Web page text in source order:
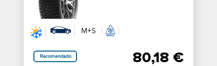
M+S
Recomendado 80,18 €